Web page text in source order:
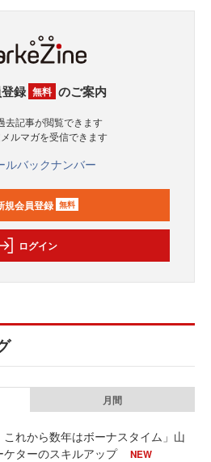
録 無料 のご案内
去記事が閲覧できます
メルマガを受信できます
ルバックナンバー
規会員登録 無料
ログイン
月間
これから数年はボーナスタイム」山
ターのスキルアップ
NEW